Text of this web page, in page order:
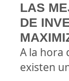
LAS
DE
A la hora
existen